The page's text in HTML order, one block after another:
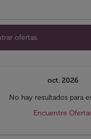
ofertas.
oct. 2026
No hay resultados para
Encuentre